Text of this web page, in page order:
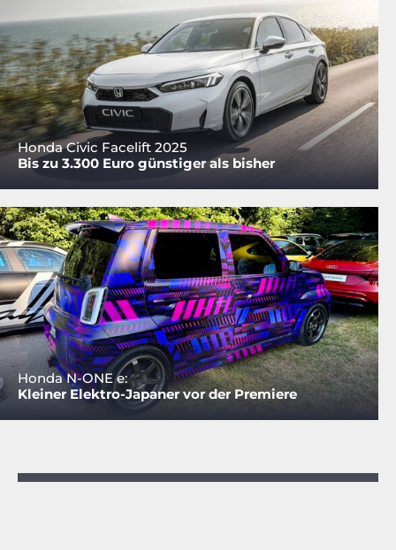
Honda Civic Facelift 2025
Bis zu 3.300 Euro günstiger als bisher
Honda N-ONE e:
Kleiner Elektro-Japaner vor der Premiere